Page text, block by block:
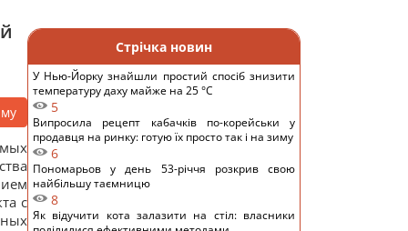
с
Стрічка новин
У Нью-Йорку знайшли простий спосіб знизити
температуру даху майже на 25 °C
5
Випросила рецепт кабачків по-корейськи у
продавця на ринку: готую їх просто так і на зиму
6
Пономарьов у день 53-річчя розкрив свою
найбільшу таємницю
8
Як відучити кота залазити на стіл: власники